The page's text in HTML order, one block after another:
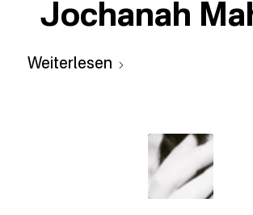
Jochanah
Weiterlesen